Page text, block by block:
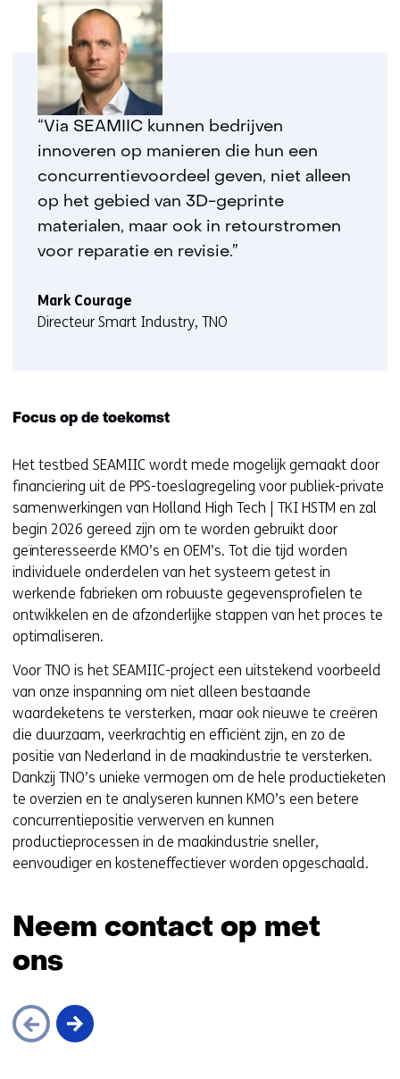
“Via SEAMIIC kunnen bedrijven
innoveren op manieren die hun een
concurrentievoordeel geven, niet alleen
op het gebied van 3D-geprinte
materialen, maar ook in retourstromen
voor reparatie en revisie.”
Mark Courage
Directeur Smart Industry, TNO
Focus op de toekomst
Het testbed SEAMIIC wordt mede mogelijk gemaakt door
financiering uit de PPS-toeslagregeling voor publiek-private
samenwerkingen van Holland High Tech | TKI HSTM en zal
begin 2026 gereed zijn om te worden gebruikt door
geïnteresseerde KMO’s en OEM’s. Tot die tijd worden
individuele onderdelen van het systeem getest in
werkende fabrieken om robuuste gegevensprofielen te
ontwikkelen en de afzonderlijke stappen van het proces te
optimaliseren.
Voor TNO is het SEAMIIC-project een uitstekend voorbeeld
van onze inspanning om niet alleen bestaande
waardeketens te versterken, maar ook nieuwe te creëren
die duurzaam, veerkrachtig en efficiënt zijn, en zo de
positie van Nederland in de maakindustrie te versterken.
Dankzij TNO’s unieke vermogen om de hele productieketen
te overzien en te analyseren kunnen KMO’s een betere
concurrentiepositie verwerven en kunnen
productieprocessen in de maakindustrie sneller,
eenvoudiger en kosteneffectiever worden opgeschaald.
Neem contact op met
ons